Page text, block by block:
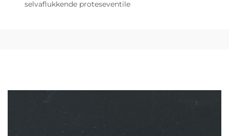
selvaflukkende proteseventile